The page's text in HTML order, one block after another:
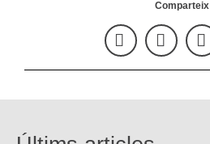
Comparteix